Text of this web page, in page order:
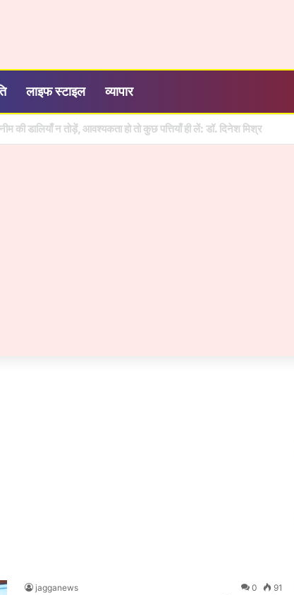
लाइफ स्टाइल व्यापार
में सालभर मनोरंजन, जियो ने बढ़ाया OTT-Pass का दायरा
jagganews 0 91